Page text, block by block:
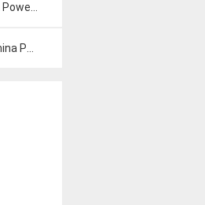
1982